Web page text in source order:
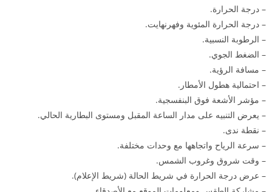
– درجة الحرارة.
– درجة الحرارة المئوية وفهرنهايت.
– الرطوبة النسبية.
– الضغط الجوي.
– مسافة الرؤية.
– احتمالية هطول الأمطار.
– مؤشر الأشعة فوق البنفسجية.
– يعرض التنبيه على مدار الساعة المقبل ومستوى البطارية الحالي.
– نقطة ندى.
– سرعة الرياح واتجاهها مع وحدات مختلفة.
– وقت شروق وغروب الشمس.
– عرض درجة الحرارة في شريط الحالة (شريط الإعلام).